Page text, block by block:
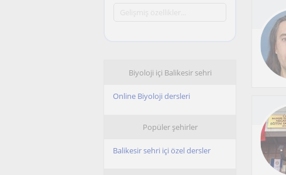
Biyoloji içi Balikesir sehri
Online Biyoloji dersleri
Popüler şehirler
Balikesir sehri içi özel dersler